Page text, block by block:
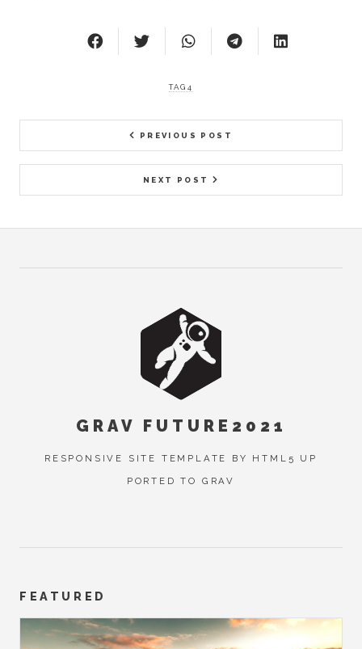
PREVIOUS POST
NEXT POST
TAG4
GRAV FUTURE2021
RESPONSIVE SITE TEMPLATE BY HTML5 UP
PORTED TO GRAV
FEATURED